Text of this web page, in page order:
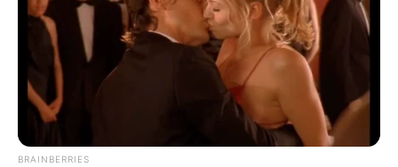
BRAINBERRIES